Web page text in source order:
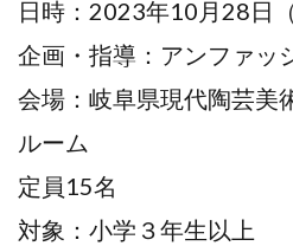
日時：2023年10月28日
企画・指導：アンファッ
会場：岐阜県現代陶芸
ルーム
定員15名
対象：小学３年生以上